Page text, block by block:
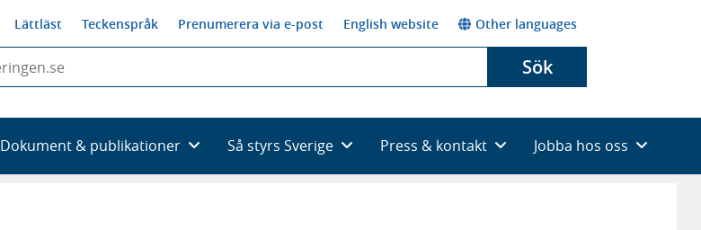
Lättläst Teckenspråk Prenumerera via e-post English website Other languages
Sök
Dokument & publikationer Så styrs Sverige Press & kontakt Jobba hos oss